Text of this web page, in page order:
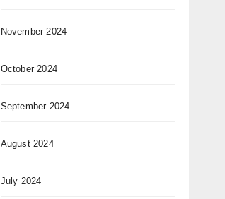
November 2024
October 2024
September 2024
August 2024
July 2024